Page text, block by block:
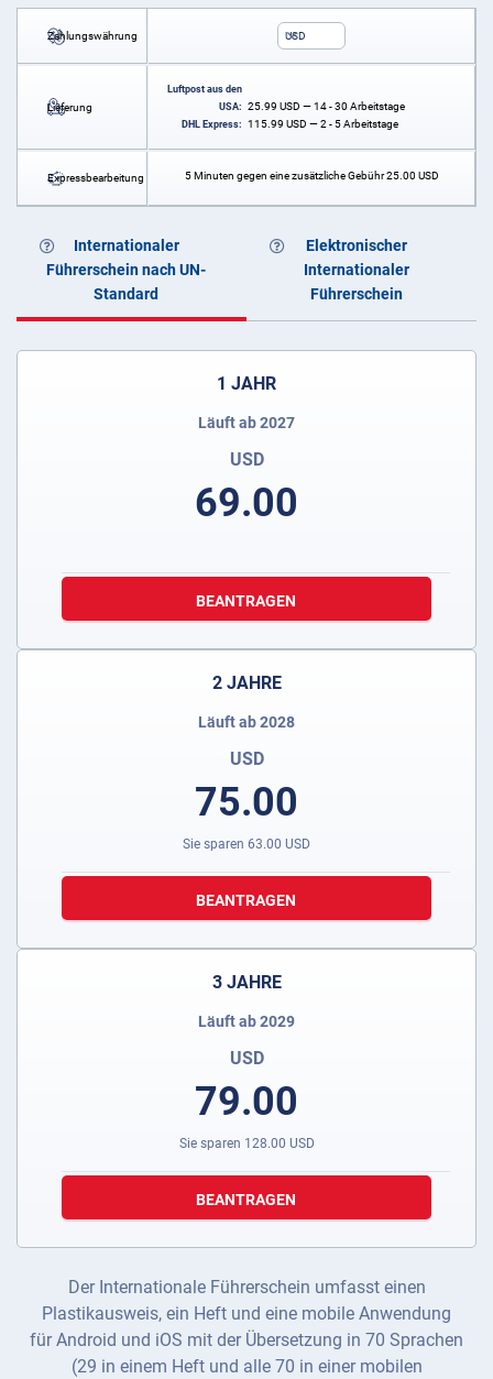
Zahlungswährung USD
Lieferung
Luftpost aus den
USA: 25.99 USD — 14 - 30 Arbeitstage
DHL Express: 115.99 USD — 2 - 5 Arbeitstage
Expressbearbeitung 5 Minuten gegen eine zusätzliche Gebühr25.00 USD
Internationaler
Führerschein nach UN-
Standard
Elektronischer
Internationaler
Führerschein
1 JAHR
Läuft ab 2027
USD
69.00
BEANTRAGEN
2 JAHRE
Läuft ab 2028
USD
75.00
Sie sparen 63.00 USD
BEANTRAGEN
3 JAHRE
Läuft ab 2029
USD
79.00
Sie sparen 128.00 USD
BEANTRAGEN
Der Internationale Führerschein umfasst einen
Plastikausweis, ein Heft und eine mobile Anwendung
für Android und iOS mit der Übersetzung in 70 Sprachen
(29 in einem Heft und alle 70 in einer mobilen